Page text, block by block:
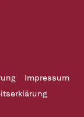
Impressum